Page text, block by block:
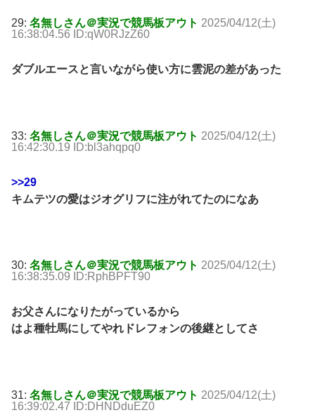
29: 名無しさん＠実況で競馬板アウト 2025/04/12(土)
16:38:04.56 ID:qW0RJzZ60
ダブルエースと言いながら使い方に雲泥の差があった
33: 名無しさん＠実況で競馬板アウト 2025/04/12(土)
16:42:30.19 ID:bl3ahqpq0
>>29
キムテツの愛はジオグリフに注がれてたのになあ
30: 名無しさん＠実況で競馬板アウト 2025/04/12(土)
16:38:35.09 ID:RphBPFT90
お父さんになりたがっているから
はよ種牡馬にしてやれドレフォンの後継としてさ
31: 名無しさん＠実況で競馬板アウト 2025/04/12(土)
16:39:02.47 ID:DHNDduEZ0